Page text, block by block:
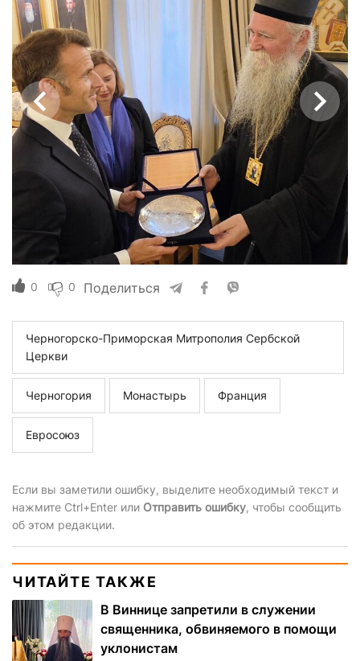
0 0 Поделиться
Черногорско-Приморская Митрополия Сербской
Церкви
Черногория Монастырь Франция
Евросоюз
Если вы заметили ошибку, выделите необходимый текст и
нажмите Ctrl+Enter или Отправить ошибку, чтобы сообщить
об этом редакции.
ЧИТАЙТЕ ТАКЖЕ
В Виннице запретили в служении
священника, обвиняемого в помощи
уклонистам